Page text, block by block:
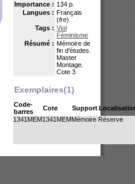
Importance : 134 p.
Langues : Français
(fre)
Tags : Viol
Féminisme
Résumé : Mémoire de
fin d'études.
Master
Montage.
Cote 3
Exemplaires(1)
Code-
barres
Cote Support
1341MEM1341MEMMémoire Réserve